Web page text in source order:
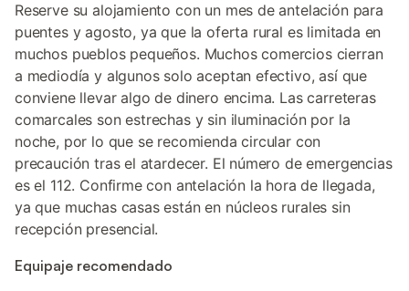
Reserve su alojamiento con un mes de antelación para
puentes y agosto, ya que la oferta rural es limitada en
muchos pueblos pequeños. Muchos comercios cierran
a mediodía y algunos solo aceptan efectivo, así que
conviene llevar algo de dinero encima. Las carreteras
comarcales son estrechas y sin iluminación por la
noche, por lo que se recomienda circular con
precaución tras el atardecer. El número de emergencias
es el 112. Confirme con antelación la hora de llegada,
ya que muchas casas están en núcleos rurales sin
recepción presencial.
Equipaje recomendado